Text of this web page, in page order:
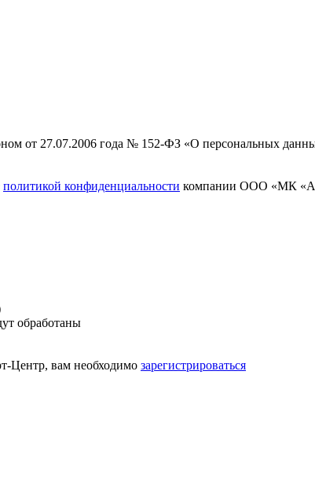
от 27.07.2006 года № 152-ФЗ «О персональных
политикой конфиденциальности компании ООО «МК
обработаны
Центр, вам необходимо зарегистрироваться